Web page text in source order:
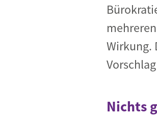
Wirkung.
Nichts